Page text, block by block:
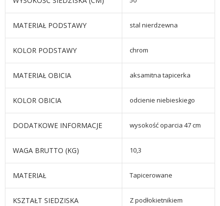
MATERIAŁ PODSTAWY stal nierdzewna
KOLOR PODSTAWY chrom
MATERIAŁ OBICIA aksamitna tapicerka
KOLOR OBICIA odcienie niebieskiego
DODATKOWE INFORMACJE wysokość oparcia 47 cm
WAGA BRUTTO (KG) 10,3
MATERIAŁ Tapicerowane
KSZTAŁT SIEDZISKA Z podłokietnikiem